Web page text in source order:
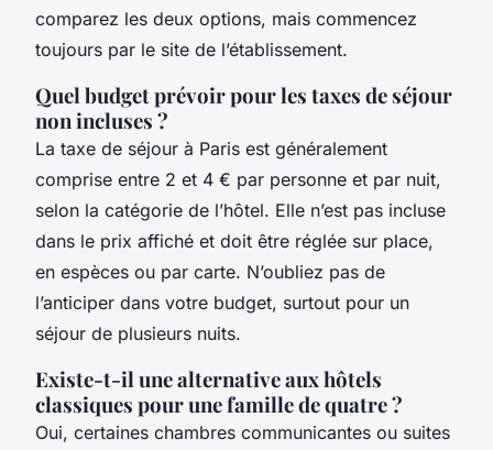
comparez les deux options, mais commencez
toujours par le site de l’établissement.
Quel budget prévoir pour les taxes de séjour
non incluses ?
La taxe de séjour à Paris est généralement
comprise entre 2 et 4 € par personne et par nuit,
selon la catégorie de l’hôtel. Elle n’est pas incluse
dans le prix affiché et doit être réglée sur place,
en espèces ou par carte. N’oubliez pas de
l’anticiper dans votre budget, surtout pour un
séjour de plusieurs nuits.
Existe-t-il une alternative aux hôtels
classiques pour une famille de quatre ?
Oui, certaines chambres communicantes ou suites